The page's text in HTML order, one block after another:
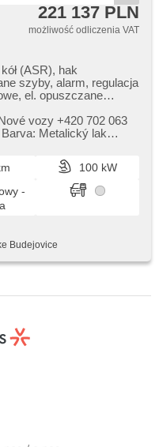
221 137 PLN
możliwość odliczenia VAT
(ASR), hak
szyby, alarm, regulacja
el. opuszczane
fotele, fotele
napęd 4x4,
hamulcowy, czujnik
AUX, asystent
reflektory LED,
systém, parkovací
bezdrátová nabíječka
digitální příjem rádia
řazení pádly pod
Metalický lak
100 kW
-
Budejovice